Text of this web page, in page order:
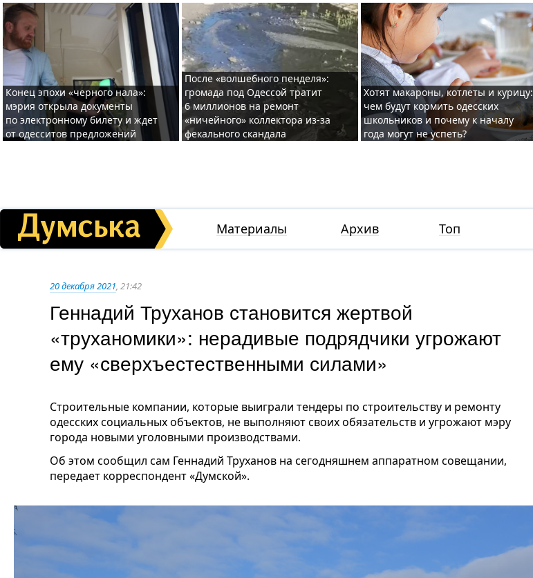
Конец эпохи «черного нала»:
мэрия открыла документы
по электронному билету и ждет
от одесситов предложений
После «волшебного пенделя»:
громада под Одессой тратит
6 миллионов на ремонт
«ничейного» коллектора из-за
фекального скандала
Хотят макароны, котлеты и курицу:
чем будут кормить одесских
школьников и почему к началу
года могут не успеть?
Материалы Архив Топ
20 декабря 2021, 21:42
Геннадий Труханов становится жертвой
«труханомики»: нерадивые подрядчики угрожают
ему «сверхъестественными силами»
Строительные компании, которые выиграли тендеры по строительству и ремонту
одесских социальных объектов, не выполняют своих обязательств и угрожают мэру
города новыми уголовными производствами.
Об этом сообщил сам Геннадий Труханов на сегодняшнем аппаратном совещании,
передает корреспондент «Думской».